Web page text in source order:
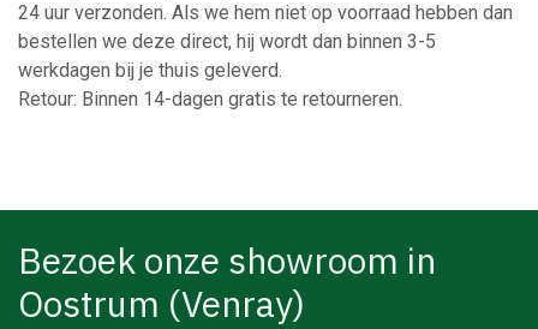
24 uur verzonden. Als we hem niet op voorraad hebben dan
bestellen we deze direct, hij wordt dan binnen 3-5
werkdagen bij je thuis geleverd.
Retour: Binnen 14-dagen gratis te retourneren.
Bezoek onze showroom in
Oostrum (Venray)